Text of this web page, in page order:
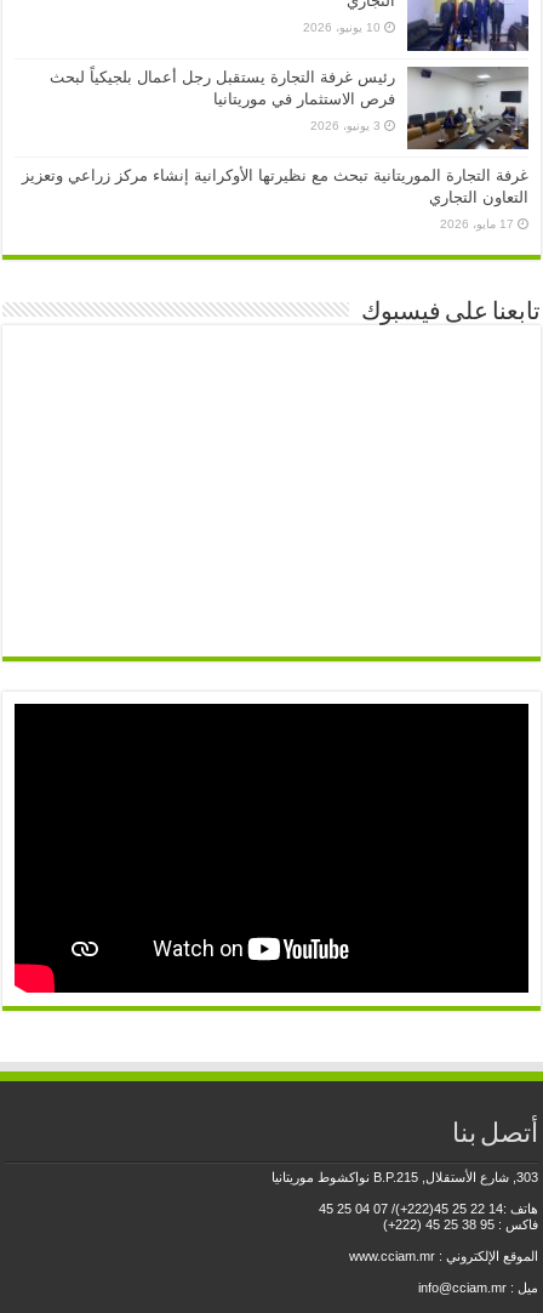
10 يونيو، 2026
رئيس غرفة التجارة يستقبل رجل أعمال بلجيكياً لبحث
فرص الاستثمار في موريتانيا
3 يونيو، 2026
غرفة التجارة الموريتانية تبحث مع نظيرتها الأوكرانية إنشاء مركز زراعي وتعزيز
التعاون التجاري
17 مايو، 2026
تابعنا على فيسبوك
أتصل بنا
303, شارع الأستقلال, B.P.215 نواكشوط موريتانيا
هاتف :14 22 25 45(222+)/ 07 04 25 45
فاكس : 95 38 25 45 (222+)
الموقع الإلكتروني :www.cciam.mr
ميل : info@cciam.mr